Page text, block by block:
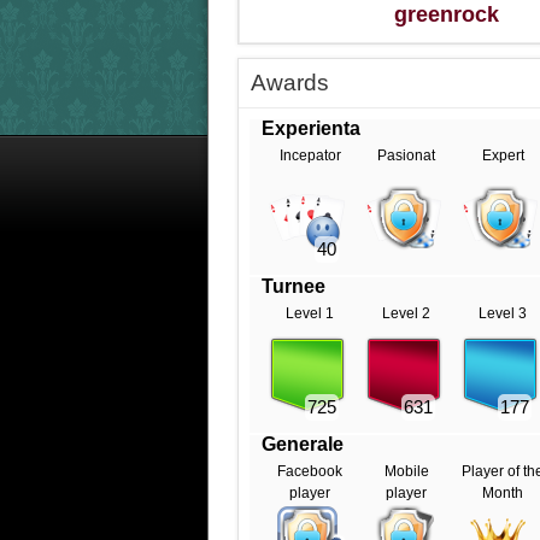
greenrock
Awards
Experienta
Incepator
40
Pasionat Expert
Turnee
Level 1
725
Level 2
631
Level 3
177
Generale
Facebook
player
Mobile
player
Player of
Month